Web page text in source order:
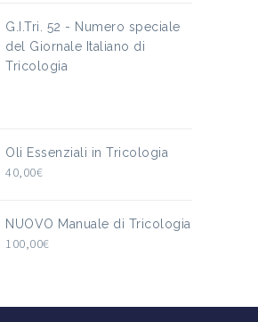
G.I.Tri. 52 - Numero speciale
del Giornale Italiano di
Tricologia
Oli Essenziali in Tricologia
40,00€
NUOVO Manuale di Tricologia
100,00€